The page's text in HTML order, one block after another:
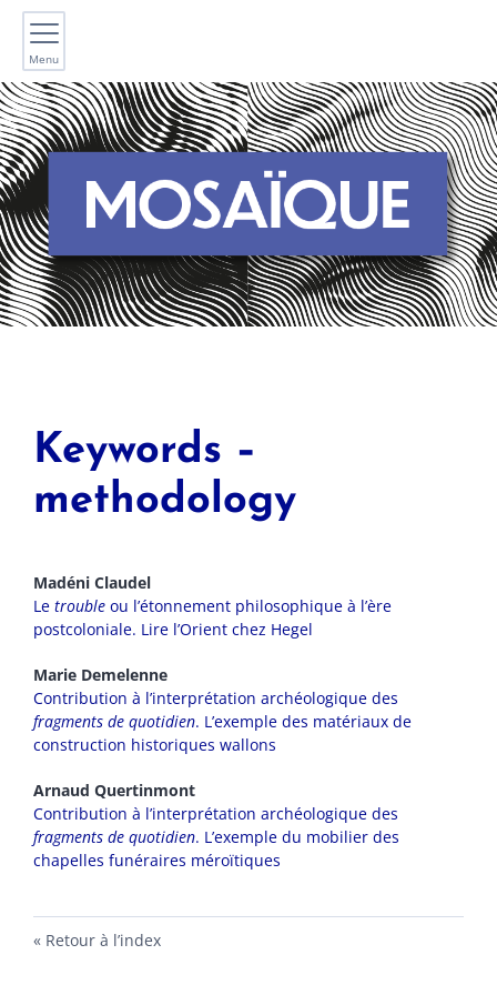
Menu
Keywords –
methodology
Madéni Claudel
Le trouble ou l’étonnement philosophique à l’ère
postcoloniale. Lire l’Orient chez Hegel
Marie Demelenne
Contribution à l’interprétation archéologique des
fragments de quotidien. L’exemple des matériaux de
construction historiques wallons
Arnaud Quertinmont
Contribution à l’interprétation archéologique des
fragments de quotidien. L’exemple du mobilier des
chapelles funéraires méroïtiques
Retour à l’index